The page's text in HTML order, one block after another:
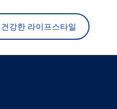
강한 라이프스타일